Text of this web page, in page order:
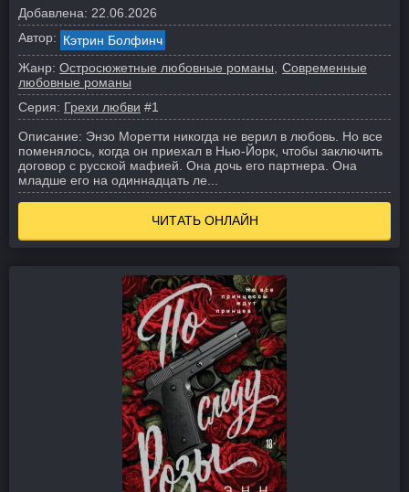
Добавлена: 22.06.2026
Автор: Кэтрин Болфинч
Жанр: Остросюжетные любовные романы
Современные
любовные романы
Серия: Грехи любви #1
Описание: Энзо Моретти никогда не верил в любовь. Но все
поменялось, когда он приехал в Нью-Йорк, чтобы заключить
договор с русской мафией. Она дочь его партнера. Она
младше его на одиннадцать ле...
ЧИТАТЬ ОНЛАЙН